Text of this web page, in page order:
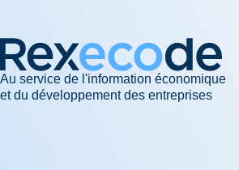
Au service de l'information économique
et du développement des entreprises